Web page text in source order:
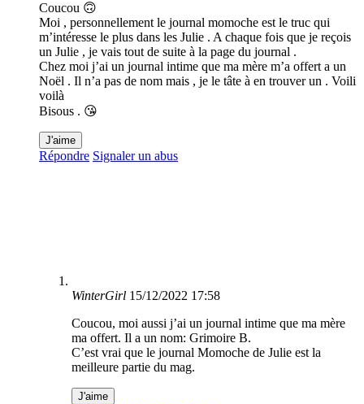
Coucou 🙃
Moi , personnellement le journal momoche est le truc qui
m’intéresse le plus dans les Julie . A chaque fois que je reçois
un Julie , je vais tout de suite à la page du journal .
Chez moi j’ai un journal intime que ma mère m’a offert a un
Noël . Il n’a pas de nom mais , je le tâte à en trouver un . Voili
voilà
Bisous . 😘
J'aime
Répondre Signaler un abus
WinterGirl 15/12/2022 17:58
Coucou, moi aussi j’ai un journal intime que ma mère
ma offert. Il a un nom: Grimoire B.
C’est vrai que le journal Momoche de Julie est la
meilleure partie du mag.
J'aime